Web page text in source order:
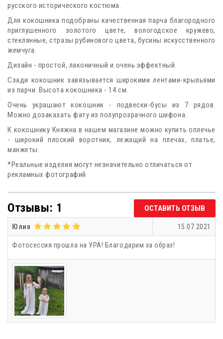
русского исторического костюма.
Для кокошника подобраны качественная парча благородного
приглушенного золотого цвете, вологодское кружево,
стеклянные, стразы рубинового цвета, бусины искусственного
жемчуга.
Дизайн - простой, лаконичный и очень эффектный.
Сзади кокошник завязывается широкими лентами-крыльями
из парчи. Высота кокошника - 14 см.
Очень украшают кокошник - подвески-бусы из 7 рядов.
Можно дозаказать фату из полупрозрачного шифона.
К кокошнику Княжна в нашем магазине можно купить оплечье
- широкий плоский воротник, лежащий на плечах, платье,
манжеты.
*Реальные изделия могут незначительно отличаться от
рекламных фотографий
Отзывы: 1 ОСТАВИТЬ ОТЗЫВ
Юлия 15.07.2021
Фотосессия прошла на УРА! Благодарим за образ!